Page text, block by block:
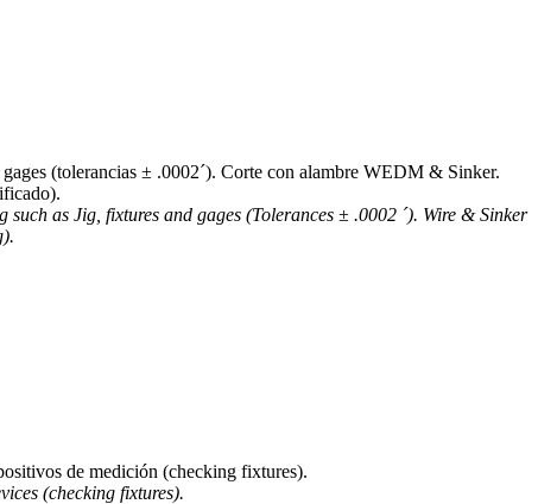
(tolerancias ± .0002´). Corte con alambre WEDM & Sinker.
as Jig, fixtures and gages (Tolerances ± .0002 ´). Wire & Sinker
de medición (checking fixtures).
(checking fixtures).